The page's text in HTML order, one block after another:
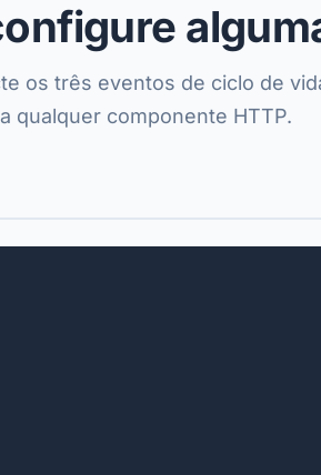
os três eventos de ciclo de
qualquer componente HTTP.